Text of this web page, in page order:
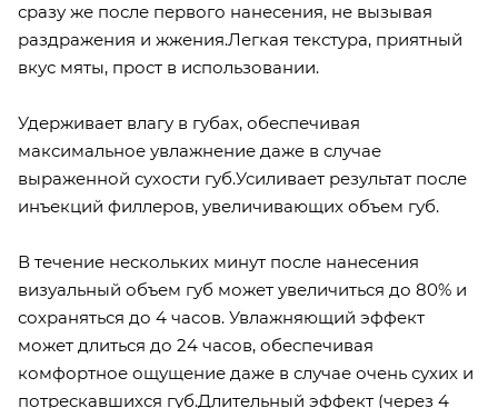
сразу же после первого нанесения, не вызывая
раздражения и жжения.Легкая текстура, приятный
вкус мяты, прост в использовании.
Удерживает влагу в губах, обеспечивая
максимальное увлажнение даже в случае
выраженной сухости губ.Усиливает результат после
инъекций филлеров, увеличивающих объем губ.
В течение нескольких минут после нанесения
визуальный объем губ может увеличиться до 80% и
сохраняться до 4 часов. Увлажняющий эффект
может длиться до 24 часов, обеспечивая
комфортное ощущение даже в случае очень сухих и
потрескавшихся губ.Длительный эффект (через 4